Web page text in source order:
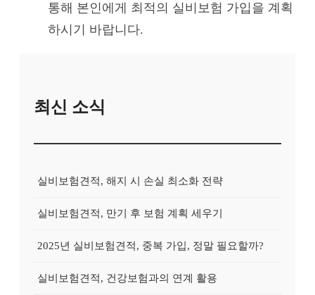
통해 본인에게 최적의 실비보험 가입을 계획
하시기 바랍니다.
최신 소식
실비보험견적, 해지 시 손실 최소화 전략
실비보험견적, 만기 후 보험 계획 세우기
2025년 실비보험견적, 중복 가입, 정말 필요할까?
실비보험견적, 건강보험과의 연계 활용